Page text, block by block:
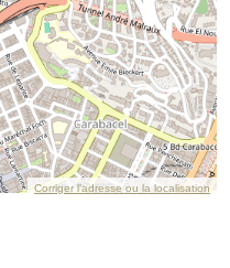
Corriger l’adresse ou la localisation